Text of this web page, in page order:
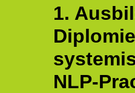
1.
NLP-